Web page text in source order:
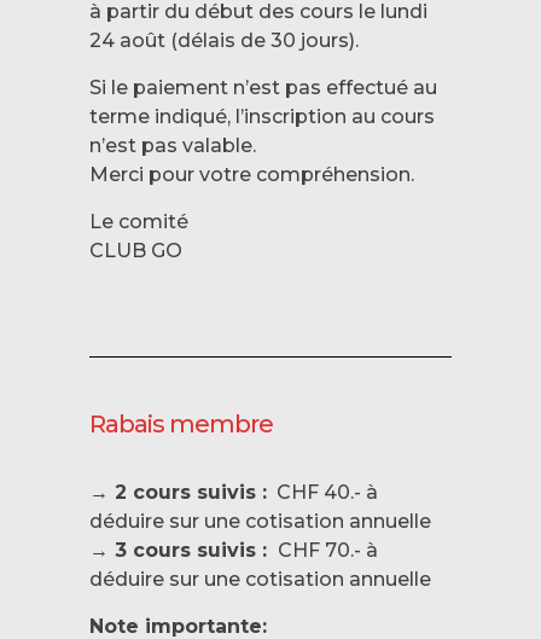
à partir du début des cours le lundi
24 août (délais de 30 jours).
Si le paiement n’est pas effectué au
terme indiqué, l’inscription au cours
n’est pas valable.
Merci pour votre compréhension.
Le comité
CLUB GO
Rabais membre
→ 2 cours suivis : CHF 40.- à
déduire sur une cotisation annuelle
→ 3 cours suivis : CHF 70.- à
déduire sur une cotisation annuelle
Note importante: